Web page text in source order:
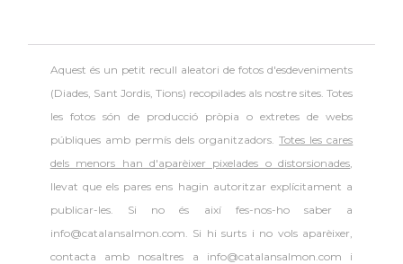
Aquest és un petit recull aleatori defotos d'esdeveniments
(Diades, Sant Jordis, Tions) recopilades als nostre sites. Totes
les fotos són de producció pròpia o extretes de webs
públiques amb permís dels organitzadors.Totes les cares
dels menors han d'aparèixer pixelades o distorsionades,
llevat que els pares ens hagin autoritzar explícitament a
publicar-les. Si no és així fes-nos-ho saber a
info@catalansalmon.com. Si hi surts i no vols aparèixer,
contacta amb nosaltres a info@catalansalmon.com i